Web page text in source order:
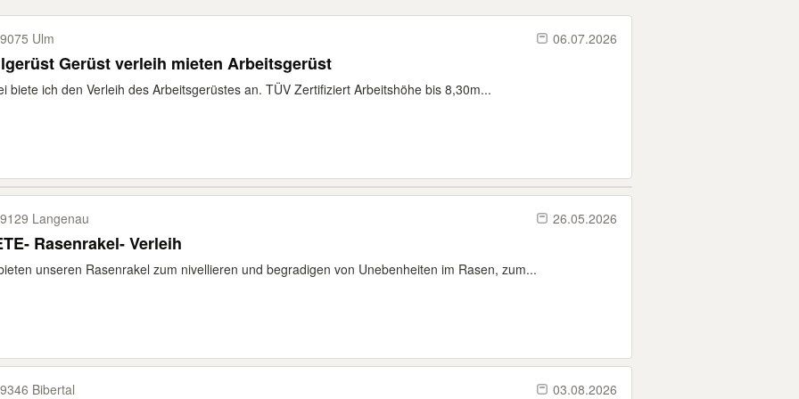
Ulm 06.07.2026
Gerüst verleih mieten Arbeitsgerüst
biete ich den Verleih des Arbeitsgerüstes an. TÜV Zertifiziert Arbeitshöhe bis 8,30m...
Langenau 26.05.2026
Rasenrakel- Verleih
unseren Rasenrakel zum nivellieren und begradigen von Unebenheiten im Rasen, zum...
Bibertal 03.08.2026